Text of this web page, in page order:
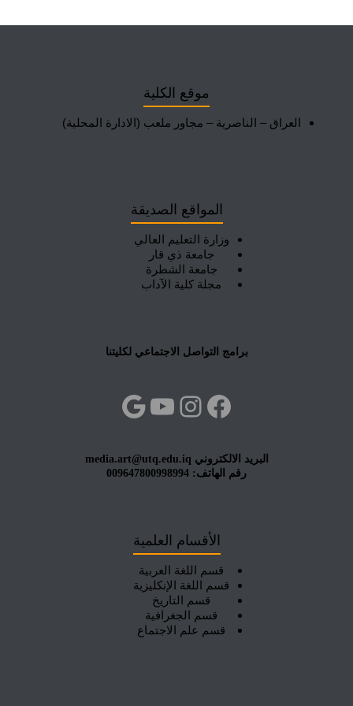
موقع الكلية
العراق – الناصرية – مجاور ملعب (الادارة المحلية)
المواقع الصديقة
وزارة التعليم العالي
جامعة ذي قار
جامعة الشطرة
مجلة كلية الآداب
برامج التواصل الاجتماعي لكليتنا
فيسبوك
إنستجرام
يوتيوب
البريد الالكتروني media.art@utq.edu.iq
رقم الهاتف: 009647800998994
الأقسام العلمية
قسم اللغة العربية
قسم اللغة الإنكليزية
قسم التاريخ
قسم الجغرافية
قسم علم الاجتماع